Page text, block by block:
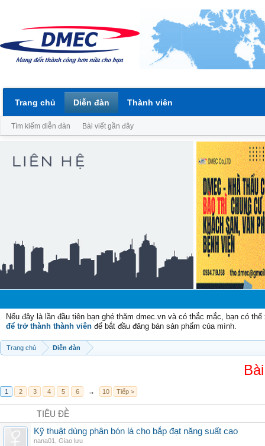
Nếu đây là lần đầu tiên bạn ghé thăm dmec.vn và có thắc mắc, bạn có
để trở thành thành viên để bắt đầu đăng bán sản phẩm của mình.
Trang chủ Diễn đàn
1 2 3 4 5 6 → 10 Tiếp >
TIÊU ĐỀ
Kỹ thuật dùng phân bón lá cho bắp đạt năng suất cao
nana01
Giao lưu
Trang chủ Diễn đàn
Tìm kiếm diễn đàn Bài viết gần đây
Thành viên